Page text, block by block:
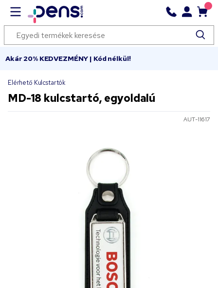
Akár 20% KEDVEZMÉNY | Kód nélkül!
Elérhető Kulcstartók
MD-18 kulcstartó, egyoldalú
AUT-11617